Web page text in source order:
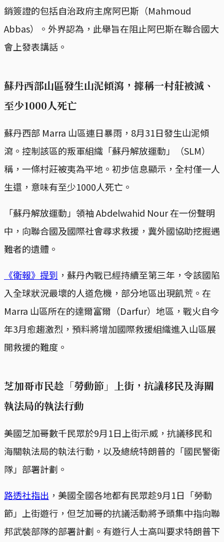
銷簽證的包括自治政府主席阿巴斯（Mahmoud
Abbas）。外界認為，此舉旨在阻止阿巴斯在聯合國大
會上發表講話。
蘇丹西部山區發生山泥傾瀉，據稱一村莊被滅、
至少1000人死亡
蘇丹西部 Marra 山區連日暴雨，8月31日發生山泥傾
瀉。控制該區的叛軍組織「蘇丹解放運動」（SLM）
稱，一條村莊被夷為平地。初步信息顯示，全村僅一人
生還，意味有至少1000人死亡。
「蘇丹解放運動」領袖 Abdelwahid Nour 在一份聲明
中，向聯合國及國際社會尋求救援，冀外國協助挖掘遇
難者的遺體。
《衛報》提到 ，蘇丹內戰已經持續至第三年，令該國陷
入全球狀況最壞的人道危機，部分地區出現飢荒。在
Marra 山區所在的達爾富爾（Darfur）地區，戰火自今
年3月愈趨激烈，預料將增加國際救援組織進入山區展
開救援的難度。
芝加哥市民趁「勞動節」上街，抗議移民及海關
執法局的執法行動
美國芝加哥數千民眾於9月1日上街示威，抗議移民和
海關執法局的執法行動，以及總統特朗普的「國民警衛
隊」部署計劃。
路透社指出 ，美國全國各地都有民眾趁9月1日「勞動
節」上街遊行，但芝加哥的抗議活動將予頭集中指向聯
邦武裝部隊的部署計劃。有遊行人士高叫要求特朗普下